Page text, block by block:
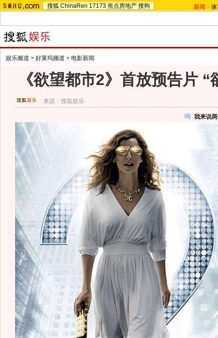
搜狐 ChinaRen 17173 焦点房地产 搜狗 新闻 -
娱乐频道 > 好莱坞频道 > 电影新闻
《欲望都市2》首放预告片
来源：搜狐娱乐
我来说